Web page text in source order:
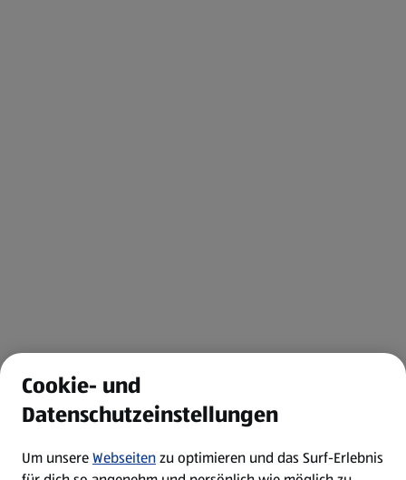
Cookie- und
Datenschutzeinstellungen
Um unsereWebseitenzu optimieren und das Surf-Erlebnis